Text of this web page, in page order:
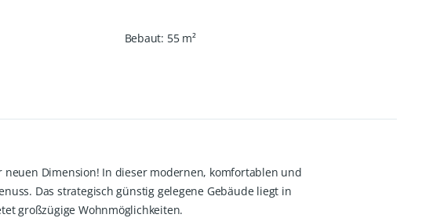
Bebaut: 55 m²
neuen Dimension! In dieser modernen, komfortablen und
Das strategisch günstig gelegene Gebäude liegt in
großzügige Wohnmöglichkeiten.